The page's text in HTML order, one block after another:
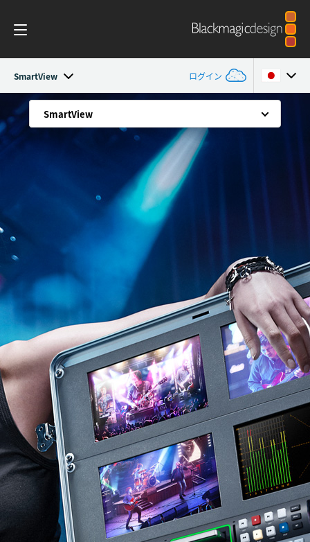
SmartView ログイン
SmartView
インストール
Argentina
Canada
Finland
France
Germany
Hong Kong SAR, China
India
Italy
Japan
Korea
SmartView
SmartView
パーフェクトなSDIモニタリング
パーフェクトなモニタリング
正確な波形モニタリング
超薄型デザイン
幅広いSDI互換性